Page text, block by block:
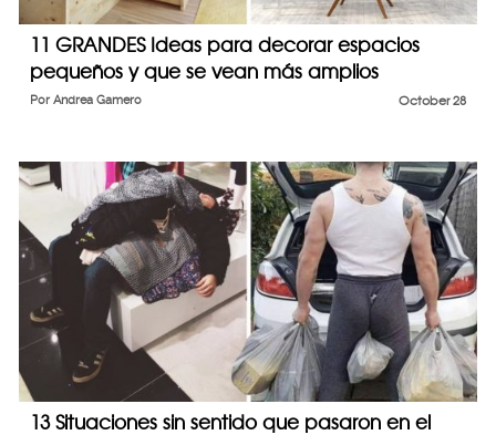
11 GRANDES Ideas para decorar espacios
pequeños y que se vean más amplios
October 28
Por Andrea Gamero
13 Situaciones sin sentido que pasaron en el